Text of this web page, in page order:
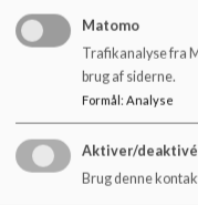
Samarbejdet med
mellem undervisningen
praktiske
bred vifte af
fremtidsmuligheder.
elevernes virkelyst, er
springbræt for
styrker uddannelses-,
Matomo
Trafikanalyse fra
brug af siderne.
Formål: Analyse
Aktiver/
Brug denne